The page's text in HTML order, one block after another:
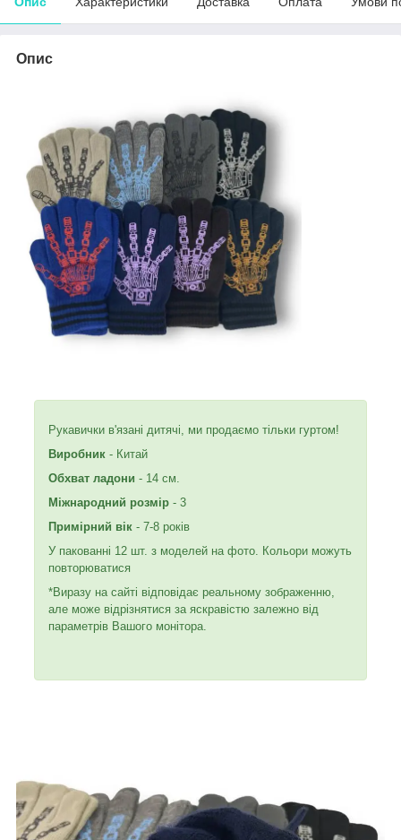
Опис
Рукавички в'язані дитячі, ми продаємо тільки гуртом!
Виробник - Китай
Обхват ладони - 14 см.
Міжнародний розмір - 3
Примірний вік - 7-8 років
У пакованні 12 шт. з моделей на фото. Кольори можуть
повторюватися
*Виразу на сайті відповідає реальному зображенню,
але може відрізнятися за яскравістю залежно від
параметрів Вашого монітора.